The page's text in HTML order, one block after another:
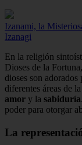
Izanami, la
Izanagi
En la religión
Dioses de la
dioses son
diferentes áreas de
amor y la sabiduría
poder para otorgar
La